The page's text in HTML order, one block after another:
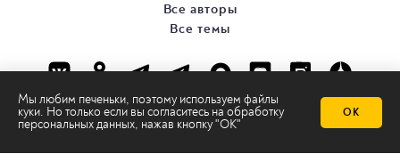
Мы любим печеньки, поэтому используем файлы
куки. Но только если вы согласитесь на обработку
персональных данных, нажав кнопку "ОК"
ОК
Все авторы
Все темы